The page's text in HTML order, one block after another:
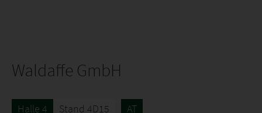
Waldaffe GmbH
Halle 4 Stand 4D15 AT